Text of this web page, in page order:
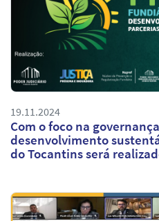
19.11.2024
Com o foco na
desenvolvimento
do Tocantins será